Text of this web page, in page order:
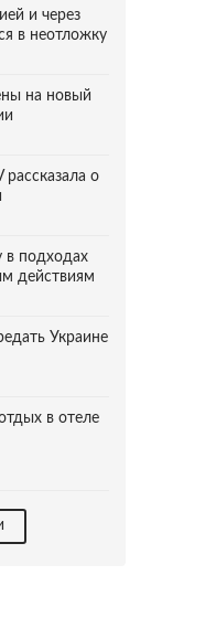
и через
в неотложку
на новый
рассказала о
подходах
действиям
Украине
в отеле